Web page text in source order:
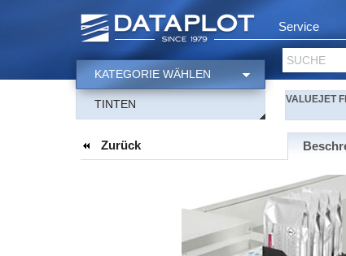
Service
SUCHE
KATEGORIE WÄHLEN
TINTEN VALUEJET
Zurück